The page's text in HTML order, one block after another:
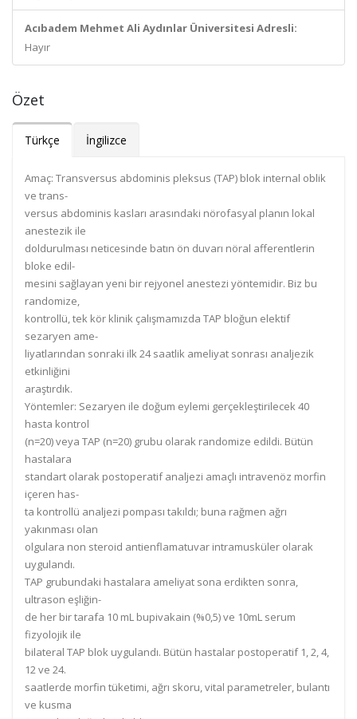
Acıbadem Mehmet Ali Aydınlar Üniversitesi Adresli:
Hayır
Özet
Türkçe İngilizce
Amaç: Transversus abdominis pleksus (TAP) blok internal oblik
ve trans-
versus abdominis kasları arasındaki nörofasyal planın lokal
anestezik ile
doldurulması neticesinde batın ön duvarı nöral afferentlerin
bloke edil-
mesini sağlayan yeni bir rejyonel anestezi yöntemidir. Biz bu
randomize,
kontrollü, tek kör klinik çalışmamızda TAP bloğun elektif
sezaryen ame-
liyatlarından sonraki ilk 24saatlik ameliyat sonrası analjezik
etkinliğini
araştırdık.
Yöntemler: Sezaryen ile doğum eylemi gerçekleştirilecek 40
hasta kontrol
(n=20) veya TAP (n=20) grubu olarak randomize edildi. Bütün
hastalara
standart olarak postoperatif analjezi amaçlı intravenöz morfin
içeren has-
ta kontrollü analjezi pompası takıldı; buna rağmen ağrı
yakınması olan
olgulara non steroid antienflamatuvar intramusküler olarak
uygulandı.
TAP grubundaki hastalara ameliyat sona erdikten sonra,
ultrason eşliğin-
de her birtarafa 10 mL bupivakain (%0,5)ve 10mL serum
fizyolojik ile
bilateral TAP blok uygulandı. Bütün hastalar postoperatif 1, 2, 4,
12 ve 24.
saatlerde morfin tüketimi, ağrı skoru, vital parametreler, bulantı
ve kusma